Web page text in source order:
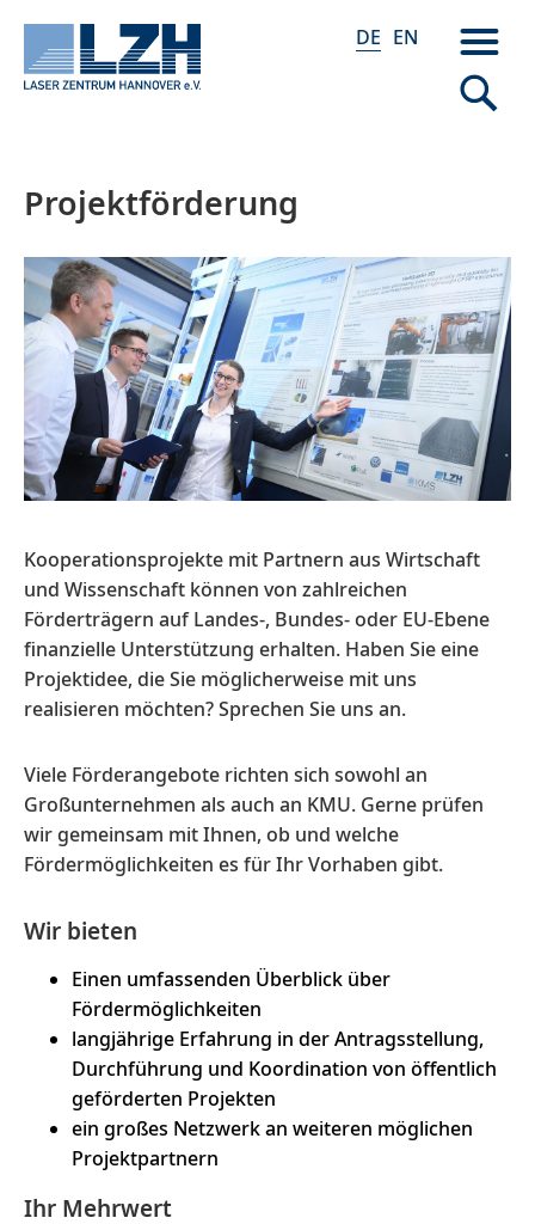
Direkt
Inhalt
DE EN
Projektförderung
Kooperationsprojekte mit Partnern aus Wirtschaft
und Wissenschaft können von zahlreichen
Förderträgern auf Landes-, Bundes- oder EU-Ebene
finanzielle Unterstützung erhalten. Haben Sie eine
Projektidee, die Sie möglicherweise mit uns
realisieren möchten? Sprechen Sie uns an.
Viele Förderangebote richten sich sowohl an
Großunternehmen als auch an KMU. Gerne prüfen
wir gemeinsam mit Ihnen, ob und welche
Fördermöglichkeiten es für Ihr Vorhaben gibt.
Wir bieten
Einen umfassenden Überblick über
Fördermöglichkeiten
langjährige Erfahrung in der Antragsstellung,
Durchführung und Koordination von öffentlich
geförderten Projekten
ein großes Netzwerk an weiteren möglichen
Projektpartnern
Ihr Mehrwert